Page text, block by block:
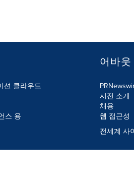
션 클라우드
스 용
어바웃
시전 소개
채용
웹 접근성
전세계 사